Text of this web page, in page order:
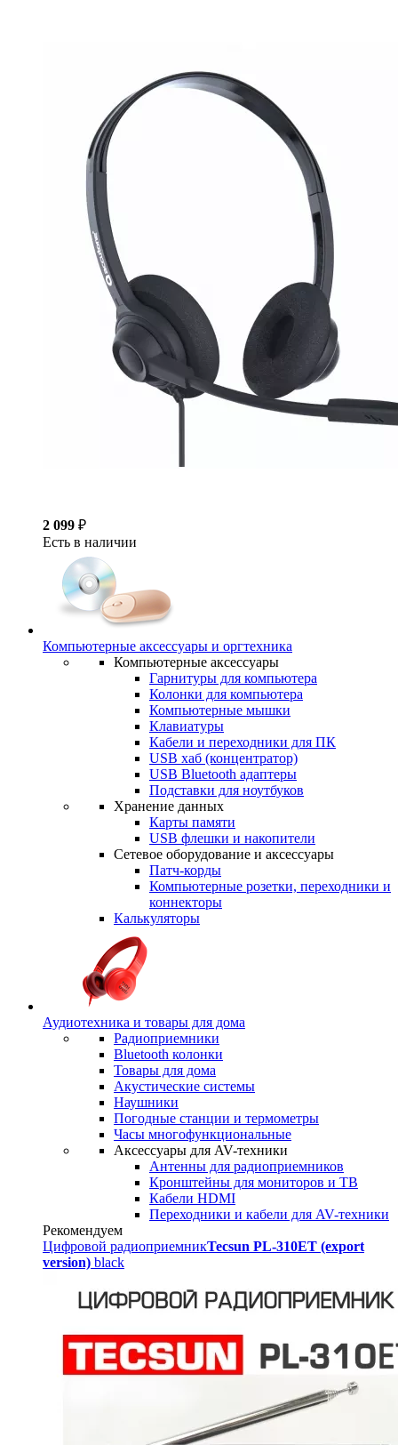
2 099 ₽
Есть в наличии
Компьютерные аксессуары и оргтехника
Компьютерные аксессуары
Гарнитуры для компьютера
Колонки для компьютера
Компьютерные мышки
Клавиатуры
Кабели и переходники для ПК
USB хаб (концентратор)
USB Bluetooth адаптеры
Подставки для ноутбуков
Хранение данных
Карты памяти
USB флешки и накопители
Сетевое оборудование и аксессуары
Патч-корды
Компьютерные розетки, переходники и
коннекторы
Калькуляторы
Аудиотехника и товары для дома
Радиоприемники
Bluetooth колонки
Товары для дома
Акустические системы
Наушники
Погодные станции и термометры
Часы многофункциональные
Аксессуары для AV-техники
Антенны для радиоприемников
Кронштейны для мониторов и ТВ
Кабели HDMI
Переходники и кабели для AV-техники
Рекомендуем
Цифровой радиоприемникTecsun PL-310ET (export
version) black